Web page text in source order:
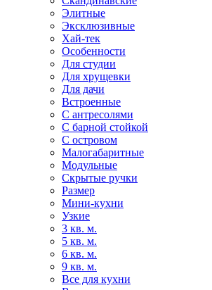
Элитные
Эксклюзивные
Хай-тек
Особенности
Для студии
Для хрущевки
Для дачи
Встроенные
С антресолями
С барной стойкой
С островом
Малогабаритные
Модульные
Скрытые ручки
Размер
Мини-кухни
Узкие
3 кв. м.
5 кв. м.
6 кв. м.
9 кв. м.
Все для кухни